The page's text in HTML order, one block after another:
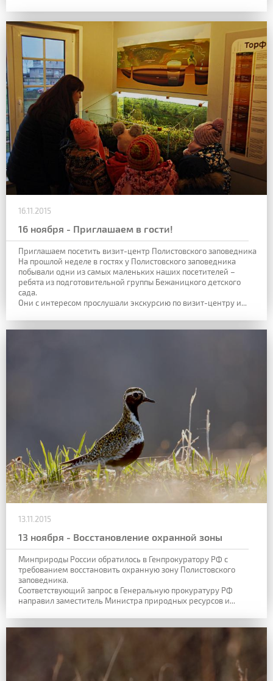
16.11.2015
16 ноября - Приглашаем в гости!
Приглашаем посетить визит-центр Полистовского заповедника
На прошлой неделе в гостях у Полистовского заповедника
побывали одни из самых маленьких наших посетителей –
ребята из подготовительной группы Бежаницкого детского
сада.
Они с интересом прослушали экскурсию по визит-центру и...
13.11.2015
13 ноября - Восстановление охранной зоны
Минприроды России обратилось в Генпрокуратору РФ с
требованием восстановить охранную зону Полистовского
заповедника.
Соответствующий запрос в Генеральную прокуратуру РФ
направил заместитель Министра природных ресурсов и...